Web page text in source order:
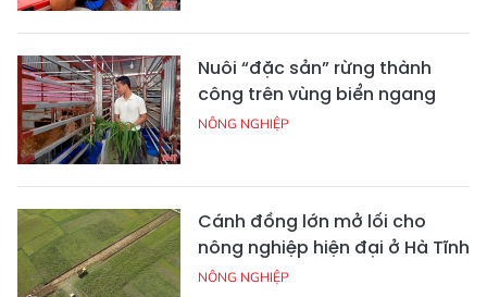
Nuôi “đặc sản” rừng thành
công trên vùng biển ngang
NÔNG NGHIỆP
Cánh đồng lớn mở lối cho
nông nghiệp hiện đại ở Hà Tĩnh
NÔNG NGHIỆP